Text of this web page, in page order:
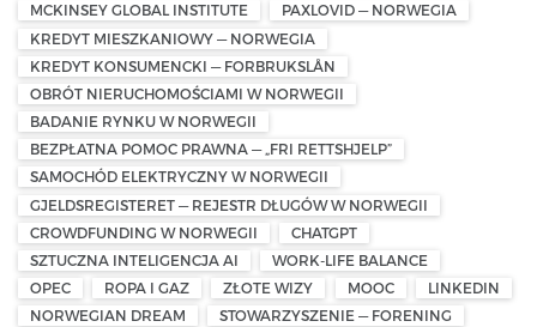
MCKINSEY GLOBAL INSTITUTE
PAXLOVID — NORWEGIA
KREDYT MIESZKANIOWY — NORWEGIA
KREDYT KONSUMENCKI — FORBRUKSLÅN
OBRÓT NIERUCHOMOŚCIAMI W NORWEGII
BADANIE RYNKU W NORWEGII
BEZPŁATNA POMOC PRAWNA — „FRI RETTSHJELP”
SAMOCHÓD ELEKTRYCZNY W NORWEGII
GJELDSREGISTERET — REJESTR DŁUGÓW W NORWEGII
CROWDFUNDING W NORWEGII
CHATGPT
SZTUCZNA INTELIGENCJA AI
WORK-LIFE BALANCE
OPEC
ROPA I GAZ ZŁOTE WIZY MOOC
LINKEDIN
NORWEGIAN DREAM
STOWARZYSZENIE — FORENING